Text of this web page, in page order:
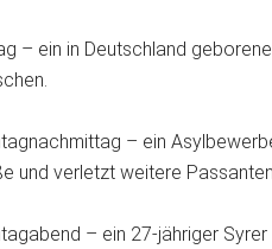
– ein in Deutschland
– ein
und verletzt weitere
– ein 27-jähriger